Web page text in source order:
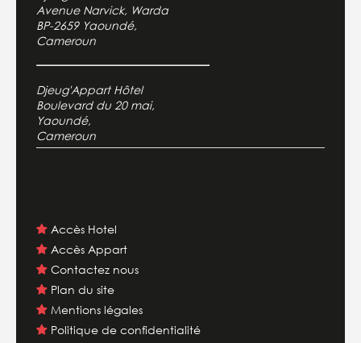
Avenue Narvick, Warda
BP-2659 Yaoundé,
Cameroun
Djeug'Appart Hôtel
Boulevard du 20 mai,
Yaoundé,
Cameroun
Accès Hotel
Accès Appart
Contactez nous
Plan du site
Mentions légales
Politique de confidentialité